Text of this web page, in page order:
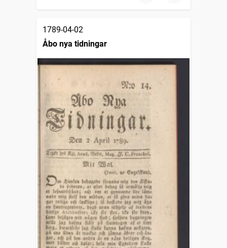
1789-04-02
Åbo nya tidningar